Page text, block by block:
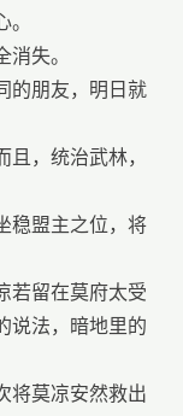
失。
的朋友，明日就
，统治武林，
稳盟主之位，将
若留在莫府太受
说法，暗地里的
将莫凉安然救出